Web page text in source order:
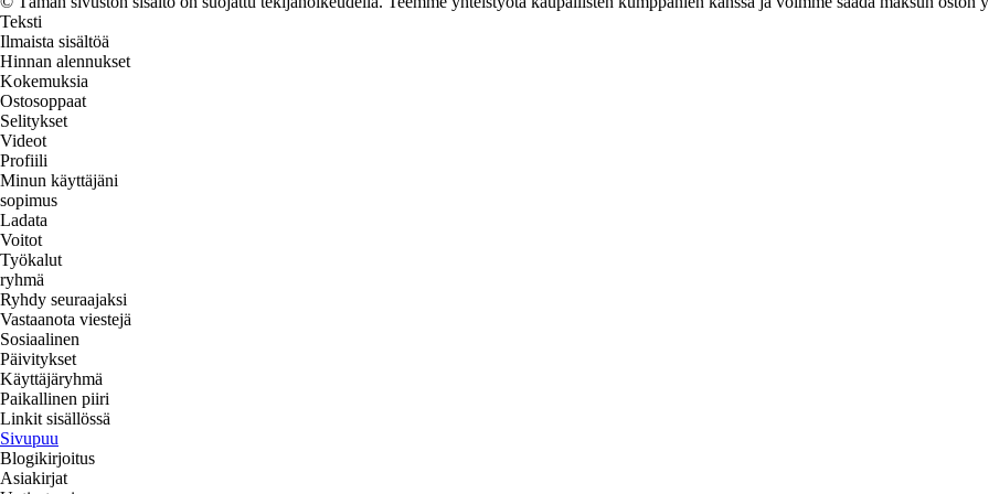
Teksti
Ilmaista sisältöä
Hinnan alennukset
Kokemuksia
Ostosoppaat
Selitykset
Videot
Profiili
Minun käyttäjäni
sopimus
Ladata
Voitot
Työkalut
ryhmä
Ryhdy seuraajaksi
Vastaanota viestejä
Sosiaalinen
Päivitykset
Käyttäjäryhmä
Paikallinen piiri
Linkit sisällössä
Sivupuu
Blogikirjoitus
Asiakirjat